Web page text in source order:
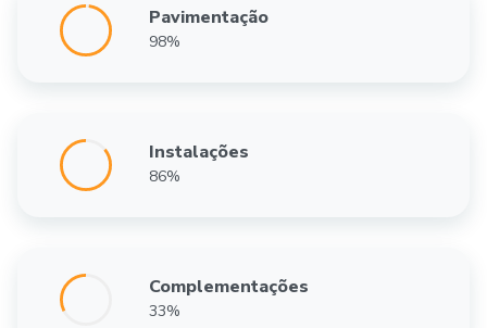
Pavimentação
98%
Instalações
86%
Complementações
33%